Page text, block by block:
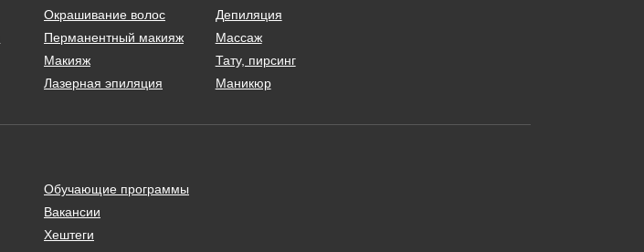
Окрашивание волос
Перманентный макияж
Макияж
Лазерная эпиляция
Депиляция
Массаж
Тату, пирсинг
Маникюр
Обучающие программы
Вакансии
Хештеги